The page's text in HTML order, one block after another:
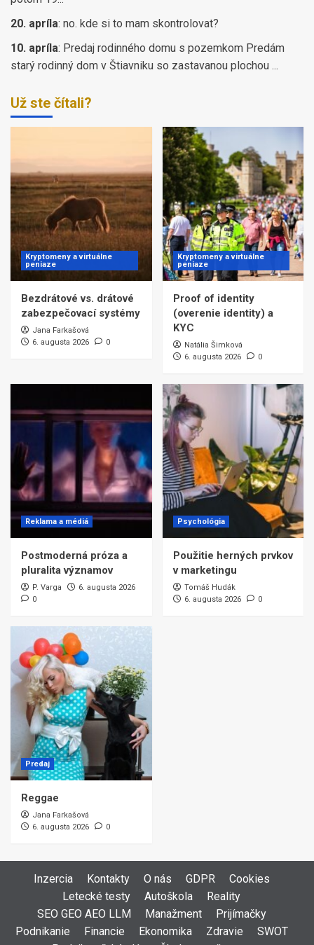
20. apríla: no. kde si to mam skontrolovat?
10. apríla: Predaj rodinného domu s pozemkom Predám
starý rodinný dom v Štiavniku so zastavanou plochou ...
Už ste čítali?
Kryptomeny a virtuálne
peniaze
Bezdrátové vs. drátové
zabezpečovací systémy
Jana Farkašová
6. augusta 2026
0
Kryptomeny a virtuálne
peniaze
Proof of identity
(overenie identity) a
KYC
Natália Šimková
6. augusta 2026
0
Reklama a médiá
Postmoderná próza a
pluralita významov
P. Varga
6. augusta 2026
0
Psychológia
Použitie herných prvkov
v marketingu
Tomáš Hudák
6. augusta 2026
0
Predaj
Reggae
Jana Farkašová
6. augusta 2026
0
Inzercia Kontakty O nás GDPR
Cookies
Letecké testy
Autoškola
Reality
SEO GEO AEO LLM
Manažment
Prijímačky
Podnikanie
Financie Ekonomika Zdravie
SWOT